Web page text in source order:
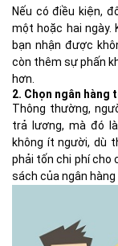
Nếu có điều kiện,
một hoặc hai ngày.
bạn nhận được
còn thêm sự phấn
hơn.
2. Chọn ngân hàng
Thông thường,
trả lương, mà đó
không ít người, dù
phải tốn chi phí cho
sách của ngân hàng